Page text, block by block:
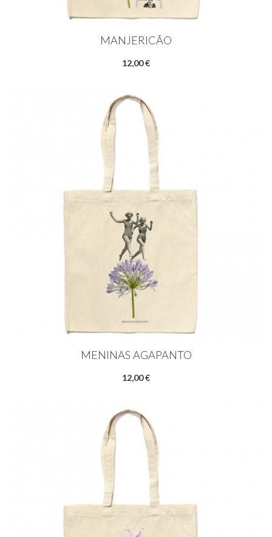
MANJERICÃO
12,00 €
MENINAS AGAPANTO
12,00 €